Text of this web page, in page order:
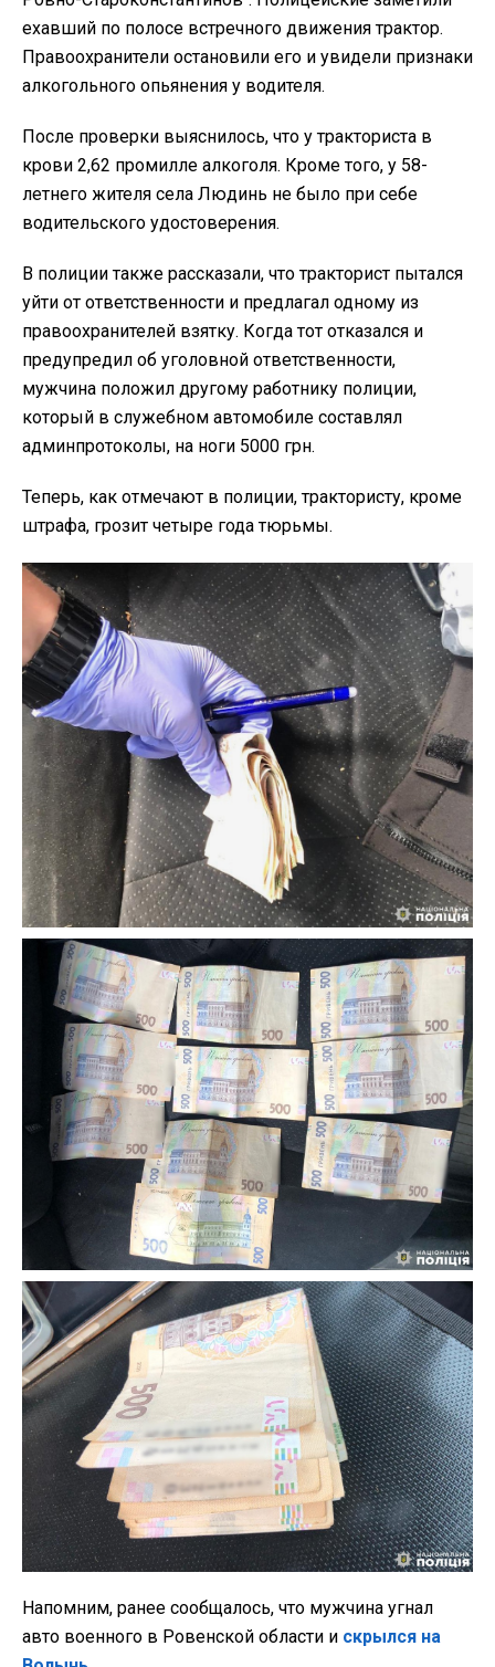
ехавший по полосе встречного движения трактор.
Правоохранители остановили его и увидели признаки
алкогольного опьянения у водителя.
После проверки выяснилось, что у тракториста в
крови 2,62 промилле алкоголя. Кроме того, у 58-
летнего жителя села Людинь не было при себе
водительского удостоверения.
В полиции также рассказали, что тракторист пытался
уйти от ответственности и предлагал одному из
правоохранителей взятку. Когда тот отказался и
предупредил об уголовной ответственности,
мужчина положил другому работнику полиции,
который в служебном автомобиле составлял
админпротоколы, на ноги 5000 грн.
Теперь, как отмечают в полиции, трактористу, кроме
штрафа, грозит четыре года тюрьмы.
Напомним, ранее сообщалось, что мужчина угнал
авто военного в Ровенской области и скрылся на